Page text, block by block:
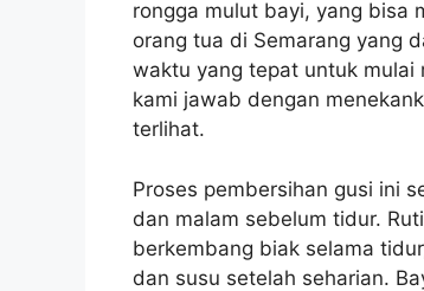
rongga mulut bayi, yang bisa
orang tua di Semarang yang
waktu yang tepat untuk mulai
kami jawab dengan
terlihat.
Proses pembersihan gusi ini
dan malam sebelum tidur.
berkembang biak selama
dan susu setelah seharian.